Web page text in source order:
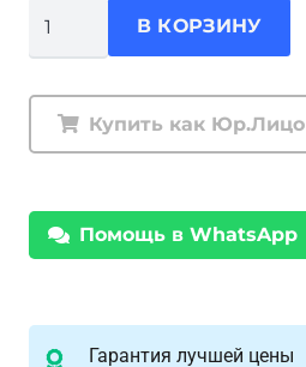
ячеисто-
пенный
В КОРЗИНУ
Купить как Юр.Лицо
Помощь в WhatsApp
Гарантия лучшей цены